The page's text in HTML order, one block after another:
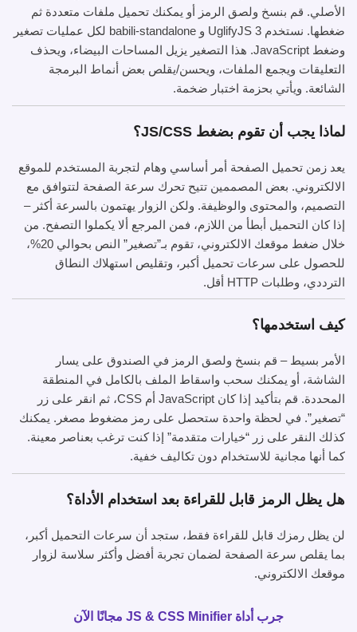
الأصلي. قم بنسخ ولصق الرمز أو يمكنك تحميل ملفات متعددة ثم
ضغطها. نستخدم UglifyJS 3 و babili-standalone لكل عمليات تصغير
وضغط JavaScript. هذا التصغير يزيل المساحات البيضاء، ويحذف
التعليقات ويجمع الملفات، ويحسن/يقلص بعض أنماط البرمجة
الشائعة. ويأتي بحزمة اختبار ضخمة.
لماذا يجب أن تقوم بضغط JS/CSS؟
يعد زمن تحميل الصفحة أمر أساسي وهام لتجربة المستخدم للموقع
الالكتروني. بعض المصممين تتيح تحرك سرعة الصفحة لتتوافق مع
التصميم، والمحتوى والوظيفة. ولكن الزوار يهتمون بالسرعة أكثر –
إذا كان التحميل أبطأ من اللازم، فمن المرجع ألا يكملوا التصفح. من
خلال ضغط موقعك الالكتروني، تقوم بـ”تصغير” النص بحوالي 20%،
للحصول على سرعات تحميل أكبر، وتقليص استهلاك النطاق
الترددي، وطلبات HTTP أقل.
كيف استخدمها؟
الأمر بسيط – قم بنسخ ولصق الرمز في الصندوق على يسار
الشاشة، أو يمكنك سحب واسقاط الملف بالكامل في المنطقة
المحددة. قم بتأكيد إذا كان JavaScript أم CSS، ثم انقر على زر
“تصغير”. في لحظة واحدة ستحصل على رمز مضغوط مصغر. يمكنك
كذلك النقر على زر “خيارات متقدمة” إذا كنت ترغب بعناصر معينة.
كما أنها مجانية للاستخدام دون تكاليف خفية.
هل يظل الرمز قابل للقراءة بعد استخدام الأداة؟
لن يظل رمزك قابل للقراءة فقط، ستجد أن سرعات التحميل أكبر،
بما يقلص سرعة الصفحة لضمان تجربة أفضل وأكثر سلاسة لزوار
موقعك الالكتروني.
جرب أداة JS & CSS Minifier مجانًا الآن